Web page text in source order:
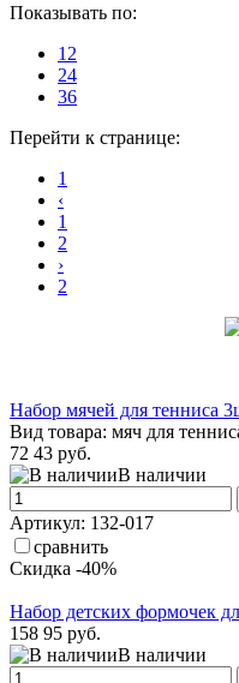
Показывать по:
12
24
36
Перейти к странице:
1
‹
1
2
›
2
Набор мячей для тенниса
Вид товара: мяч для
72 43 руб.
В наличии
Артикул: 132-017
сравнить
Скидка -40%
Набор детских формочек
158 95 руб.
В наличии